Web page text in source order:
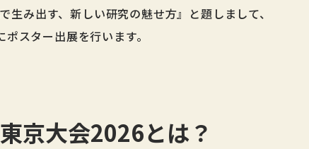
生み出す、新しい研究の魅せ方』と題しまして、
スター出展を行います。
京大会2026とは？